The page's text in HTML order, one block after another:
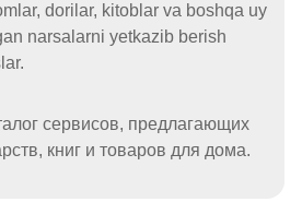
dorilar, kitoblar va boshqa uy
narsalarni yetkazib berish
сервисов, предлагающих
книг и товаров для дома.